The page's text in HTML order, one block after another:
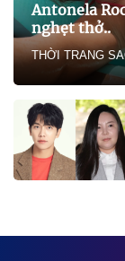
Antonela
nghẹt thở..
THỜI TRANG